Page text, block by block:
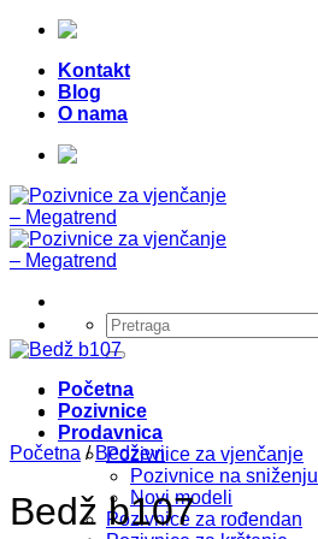
Skip
contentKontakt
Blog
O nama
Pretraži:
Početna
Pozivnice
Prodavnica
Pozivnice za vjenčanje
Pozivnice na sniženju
Novi modeli
Pozivnice za rođendan
Početna / Bedževi
Bedž b107